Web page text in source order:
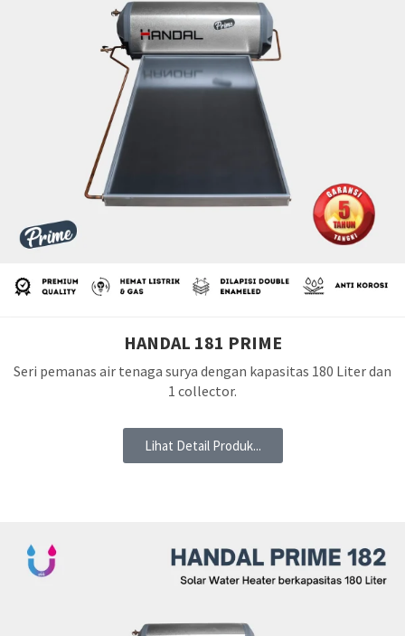
HANDAL 181 PRIME
Seri pemanas air tenaga surya dengan kapasitas 180 Liter dan
1 collector.
Lihat Detail Produk...